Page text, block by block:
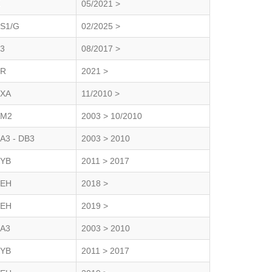
05/2021 >
G 02/2025 >
08/2017 >
2021 >
11/2010 >
2003 > 10/2010
- DB3 2003 > 2010
2011 > 2017
2018 >
2019 >
2003 > 2010
2011 > 2017